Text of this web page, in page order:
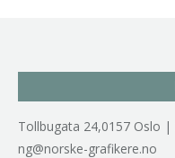
Tollbugata 24,0157 Oslo |
ng@norske-grafikere.no